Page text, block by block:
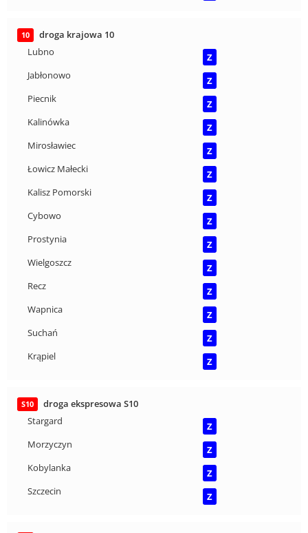
10
droga krajowa 10
Lubno
Z
Jabłonowo
Z
Piecnik
Z
Kalinówka
Z
Mirosławiec
Z
Łowicz Małecki
Z
Kalisz Pomorski
Z
Cybowo
Z
Prostynia
Z
Wielgoszcz
Z
Recz
Z
Wapnica
Z
Suchań
Z
Krąpiel
Z
S10
droga ekspresowa S10
Stargard
Z
Morzyczyn
Z
Kobylanka
Z
Szczecin
Z